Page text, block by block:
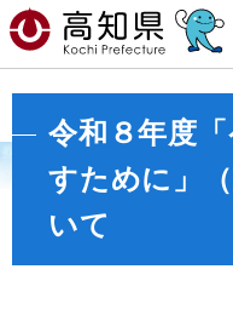
令和８年度
すために」
いて